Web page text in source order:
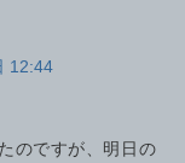
12:44
のですが、明日の